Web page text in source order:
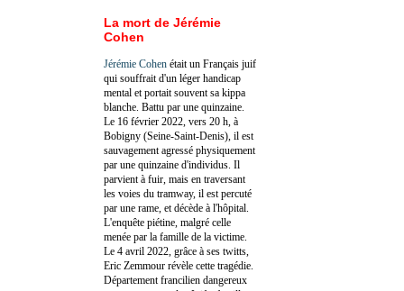
La mort de Jérémie
Cohen
Jérémie Cohen était un Français juif
qui souffrait d'un léger handicap
mental et portait souvent sa kippa
blanche. Battu par une quinzaine.
Le 16 février 2022, vers 20 h, à
Bobigny (Seine-Saint-Denis), il est
sauvagement agressé physiquement
par une quinzaine d'individus. Il
parvient à fuir, mais en traversant
les voies du tramway, il est percuté
par une rame, et décède à l'hôpital.
L'enquête piétine, malgré celle
menée par la famille de la victime.
Le 4 avril 2022, grâce à ses twitts,
Eric Zemmour révèle cette tragédie.
Département francilien dangereux